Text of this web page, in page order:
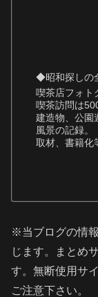
◆昭和探しの
喫茶店フォト
喫茶訪問は
建造物、公園
風景の記録。
取材、書籍
※当ブログの情
じます。まとめ
す。無断使用サ
ご注意下さい。